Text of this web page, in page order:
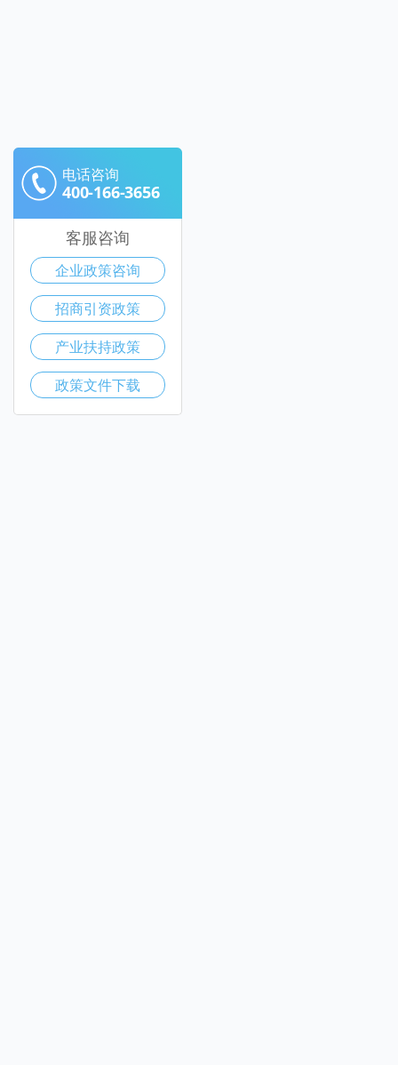
电话咨询
400-166-3656
客服咨询
企业政策咨询
招商引资政策
产业扶持政策
政策文件下载